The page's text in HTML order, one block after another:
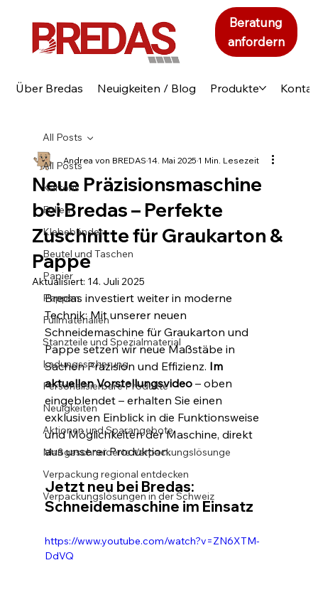
Über Bredas Neuigkeiten / Blog Produkte
Beratung
anfordern
All Posts
Kartons
Folien
Klebebänder
Beutel und Taschen
Papier
Pappen
Füllmaterialien
Stanzteile und Spezialmaterial
Ladungssicherung
Personalisierbare Produkte
Neuigkeiten
Aktionen und Sparangebote
Maßgeschneiderte Verpackungslösunge
Verpackung regional entdecken
Verpackungslösungen in der Schweiz
All Posts
Neue Präzisionsmaschine
bei Bredas – Perfekte
Zuschnitte für Graukarton &
Pappe
Andrea von BREDAS14. Mai 20251 Min. Lesezeit
Aktualisiert: 14. Juli 2025
Bredas investiert weiter in moderne
Technik: Mit unserer neuen
Schneidemaschine für Graukarton und
Pappe setzen wir neue Maßstäbe in
Sachen Präzision und Effizienz. Im
aktuellen Vorstellungsvideo – oben
eingeblendet – erhalten Sie einen
exklusiven Einblick in die Funktionsweise
und Möglichkeiten der Maschine, direkt
aus unserer Produktion.
Jetzt neu bei Bredas:
Schneidemaschine im Einsatz
https://www.youtube.com/watch?v=ZN6XTM-
DdVQ